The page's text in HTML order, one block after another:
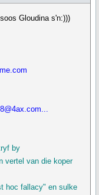
Gloudina s'n:)))
by
vertel van die koper
hoc fallacy" en sulke